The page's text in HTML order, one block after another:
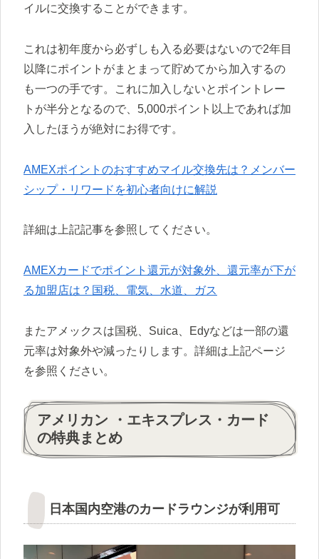
イルに交換することができます。
これは初年度から必ずしも入る必要はないので2年目
以降にポイントがまとまって貯めてから加入するの
も一つの手です。これに加入しないとポイントレー
トが半分となるので、5,000ポイント以上であれば加
入したほうが絶対にお得です。
AMEXポイントのおすすめマイル交換先は？メンバー
シップ・リワードを初心者向けに解説
詳細は上記記事を参照してください。
AMEXカードでポイント還元が対象外、還元率が下が
る加盟店は？国税、電気、水道、ガス
またアメックスは国税、Suica、Edyなどは一部の還
元率は対象外や減ったりします。詳細は上記ページ
を参照ください。
アメリカン ・エキスプレス・カード
の特典まとめ
日本国内空港のカードラウンジが利用可